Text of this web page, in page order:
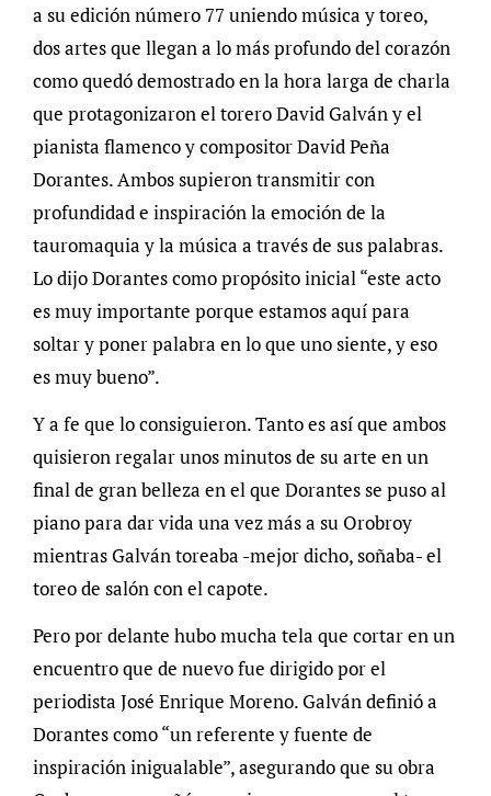
a su edición número 77 uniendo música y toreo,
dos artes que llegan a lo más profundo del corazón
como quedó demostrado en la hora larga de charla
que protagonizaron el torero David Galván y el
pianista flamenco y compositor David Peña
Dorantes. Ambos supieron transmitir con
profundidad e inspiración la emoción de la
tauromaquia y la música a través de sus palabras.
Lo dijo Dorantes como propósito inicial “este acto
es muy importante porque estamos aquí para
soltar y poner palabra en lo que uno siente, y eso
es muy bueno”.
Y a fe que lo consiguieron. Tanto es así que ambos
quisieron regalar unos minutos de su arte en un
final de gran belleza en el que Dorantes se puso al
piano para dar vida una vez más a su Orobroy
mientras Galván toreaba -mejor dicho, soñaba- el
toreo de salón con el capote.
Pero por delante hubo mucha tela que cortar en un
encuentro que de nuevo fue dirigido por el
periodista José Enrique Moreno. Galván definió a
Dorantes como “un referente y fuente de
inspiración inigualable”, asegurando que su obra